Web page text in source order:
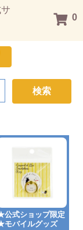
0
検索
公式ショップ限定
モバイルグッズ